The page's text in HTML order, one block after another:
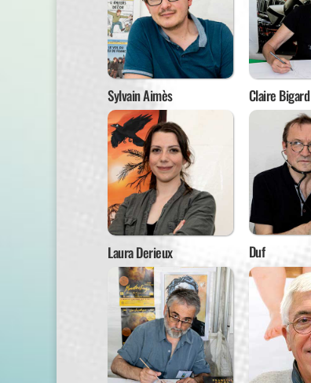
Sylvain Aimès Claire Bigard
Laura Derieux Duf